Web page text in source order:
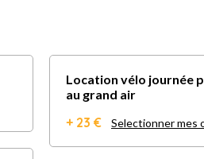
Location vélo journée
au grand air
+ 23 € Selectionner mes